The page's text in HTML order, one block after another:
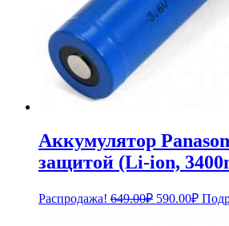
Аккумулятор
защитой (Li-ion,
Распродажа! 649.00₽ 590.00₽
цена: